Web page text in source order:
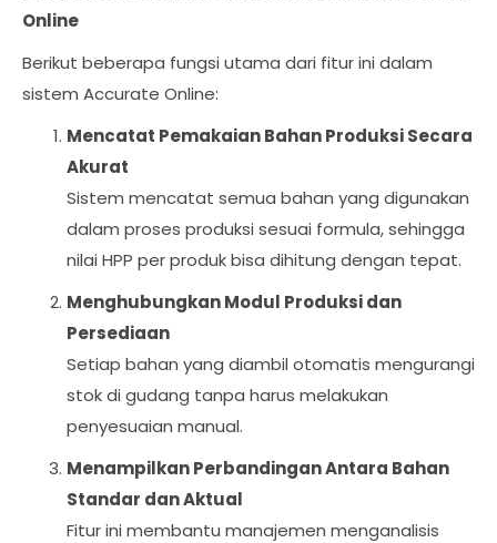
Online
Berikut beberapa fungsi utama dari fitur ini dalam
sistem Accurate Online:
Mencatat Pemakaian Bahan Produksi Secara
Akurat
Sistem mencatat semua bahan yang digunakan
dalam proses produksi sesuai formula, sehingga
nilai HPP per produk bisa dihitung dengan tepat.
Menghubungkan Modul Produksi dan
Persediaan
Setiap bahan yang diambil otomatis mengurangi
stok di gudang tanpa harus melakukan
penyesuaian manual.
Menampilkan Perbandingan Antara Bahan
Standar dan Aktual
Fitur ini membantu manajemen menganalisis